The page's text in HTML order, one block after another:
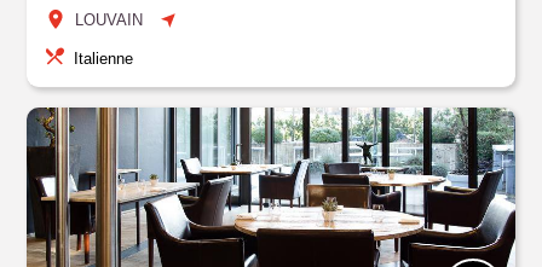
LOUVAIN
Italienne